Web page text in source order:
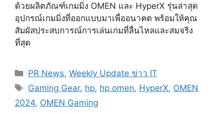
ด้วยผลิตภัณฑ์เกมมิ่ง OMEN และ HyperX รุ่นล่าสุด
อุปกรณ์เกมมิ่งที่ออกแบบมาเพื่ออนาคต พร้อมให้คุณ
สัมผัสประสบการณ์การเล่นเกมที่ลื่นไหลและสมจริง
ที่สุด
Categories
PR News,Weekly Update ข่าว IT
Tags
Gaming Gear, hp, hp omen, HyperX, OMEN
2024, OMEN Gaming